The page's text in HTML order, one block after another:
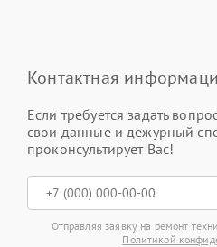
Контактная
Если требуется задать
свои данные и дежурный
проконсультирует Вас!
Отправляя заявку на ремонт
Политикой